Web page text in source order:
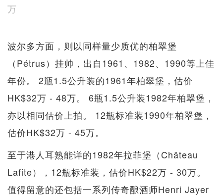
万
波尔多方面，则以同样量少质优的柏翠堡
（Pétrus）挂帅，出自1961、1982、1990等上佳
年份。 2瓶1.5公升装的1961年柏翠堡，估价
HK$32万 - 48万。 6瓶1.5公升装1982年柏翠堡，
亦以相同估价上拍。 12瓶标准装1990年柏翠堡，
估价HK$32万 - 45万。
至于港人耳熟能详的1982年拉菲堡（Château
Lafite），12瓶标准装，估价HK$22万 - 30万。
值得留意的还包括一系列传奇酿酒师Henri Jayer